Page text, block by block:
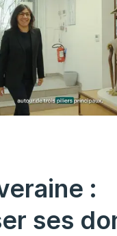
:
ses